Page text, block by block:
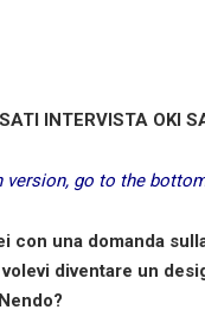
INTERVISTA OKI
version, go to the
con una domanda
diventare un